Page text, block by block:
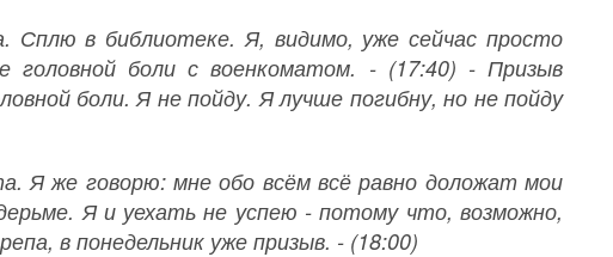
Сплю в библиотеке. Я, видимо, уже сейчас просто
боли с военкоматом. - (17:40) - Призыв
боли. Я не пойду. Я лучше погибну, но не пойду
Я же говорю: мне обо всём всё равно доложат мои
Я и уехать не успею - потому что, возможно,
в понедельник уже призыв. - (18:00)